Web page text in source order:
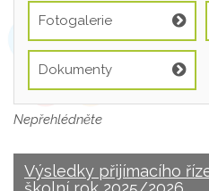
Fotogalerie
Dokumenty
Nepřehlédněte
Výsledky přijímacího